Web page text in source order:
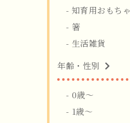
知育用おもちゃ
箸
生活雑貨
年齢・性別
0歳〜
1歳〜